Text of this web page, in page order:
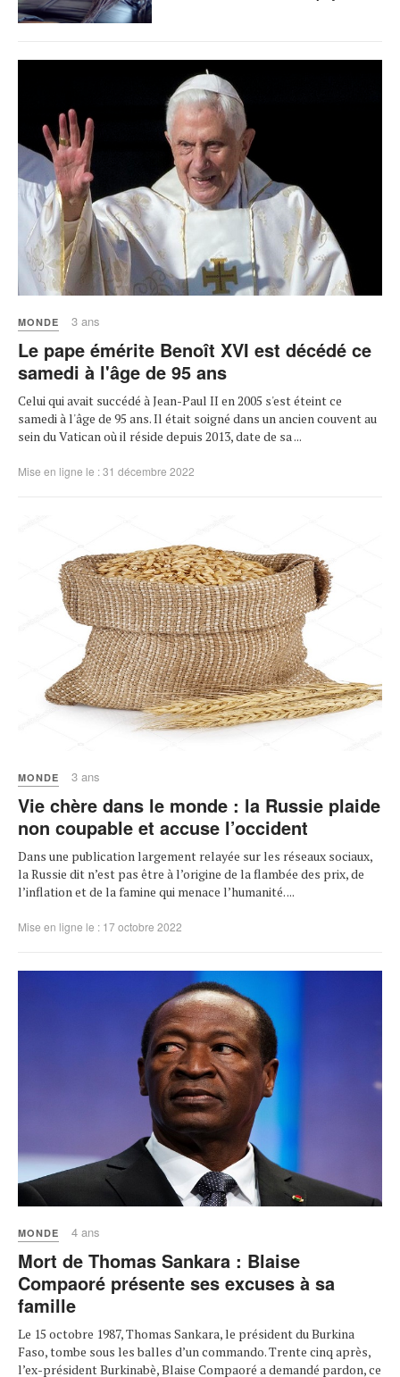
MONDE 3 ans
Le pape émérite Benoît XVI est décédé ce
samedi à l'âge de 95 ans
Celui qui avait succédé à Jean-Paul II en 2005 s'est éteint ce
samedi à l'âge de 95 ans. Il était soigné dans un ancien couvent au
sein du Vatican où il réside depuis 2013, date de sa ...
Mise en ligne le : 31 décembre 2022
MONDE 3 ans
Vie chère dans le monde : la Russie plaide
non coupable et accuse l’occident
Dans une publication largement relayée sur les réseaux sociaux,
la Russie dit n’est pas être à l’origine de la flambée des prix, de
l’inflation et de la famine qui menace l’humanité. ...
Mise en ligne le : 17 octobre 2022
MONDE 4 ans
Mort de Thomas Sankara : Blaise
Compaoré présente ses excuses à sa
famille
Le 15 octobre 1987, Thomas Sankara, le président du Burkina
Faso, tombe sous les balles d’un commando. Trente cinq après,
l’ex-président Burkinabè, Blaise Compaoré a demandé pardon, ce